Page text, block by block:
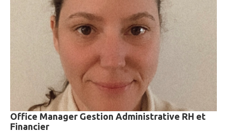
Office Manager Gestion Administrative RH et
Financier